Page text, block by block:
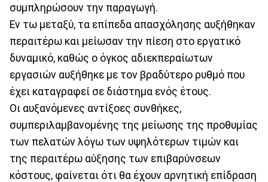
συμπληρώσουν την παραγωγή.
Εν τω μεταξύ, τα επίπεδα απασχόλησης αυξήθηκαν
περαιτέρω και μείωσαν την πίεση στο εργατικό
δυναμικό, καθώς ο όγκος αδιεκπεραίωτων
εργασιών αυξήθηκε με τον βραδύτερο ρυθμό που
έχει καταγραφεί σε διάστημα ενός έτους.
Οι αυξανόμενες αντίξοες συνθήκες,
συμπεριλαμβανομένης της μείωσης της προθυμίας
των πελατών λόγω των υψηλότερων τιμών και
της περαιτέρω αύξησης των επιβαρύνσεων
κόστους, φαίνεται ότι θα έχουν αρνητική επίδραση